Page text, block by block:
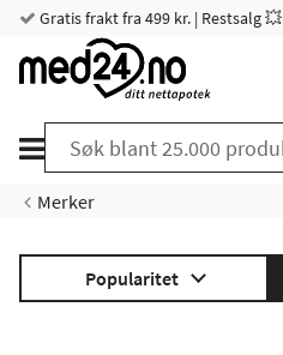
Gratis frakt fra 499 kr. | Restsalg 💥
Merker
Popularitet